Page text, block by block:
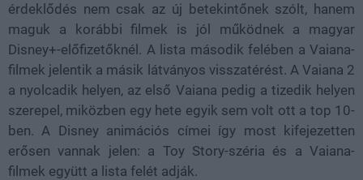
érdeklődés nem csak az új betekintőnek szólt, hanem
maguk a korábbi filmek is jól működnek a magyar
Disney+-előfizetőknél. A lista második felében a Vaiana-
filmek jelentik a másik látványos visszatérést. A Vaiana 2
a nyolcadik helyen, az első Vaiana pedig a tizedik helyen
szerepel, miközben egy hete egyik sem volt ott a top 10-
ben. A Disney animációs címei így most kifejezetten
erősen vannak jelen: a Toy Story-széria és a Vaiana-
filmek együtt a lista felét adják.